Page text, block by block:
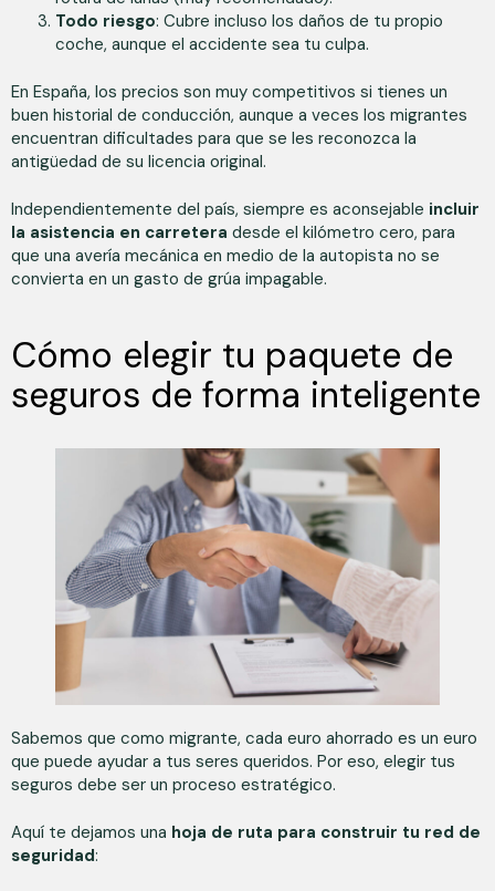
Todo riesgo: Cubre incluso los daños de tu propio
coche, aunque el accidente sea tu culpa.
En España, los precios son muy competitivos si tienes un
buen historial de conducción, aunque a veces los migrantes
encuentran dificultades para que se les reconozca la
antigüedad de su licencia original.
Independientemente del país, siempre es aconsejable incluir
la asistencia en carretera desde el kilómetro cero, para
que una avería mecánica en medio de la autopista no se
convierta en un gasto de grúa impagable.
Cómo elegir tu paquete de
seguros de forma inteligente
Sabemos que como migrante, cada euro ahorrado es un euro
que puede ayudar a tus seres queridos. Por eso, elegir tus
seguros debe ser un proceso estratégico.
Aquí te dejamos una hoja de ruta para construir tu red de
seguridad: